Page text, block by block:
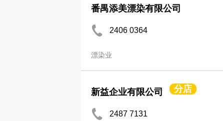
番禺添美漂染有限公司
2406 0364
漂染业
新益企业有限公司 分店
2487 7131